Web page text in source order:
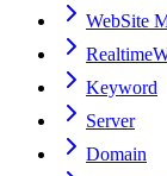
WebSite
Keyword
Server
Domain